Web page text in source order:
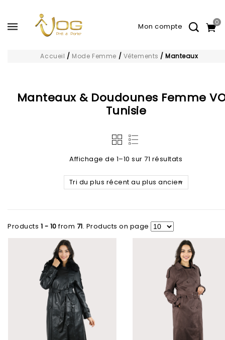
0
Accueil / Mode Femme / Vêtements /Manteaux
Manteaux & Doudounes Femme
Tunisie
Affichage de 1–10 sur 71 résultats
Tri du plus récent au plus ancien
Products 1 - 10from 71. Products on page